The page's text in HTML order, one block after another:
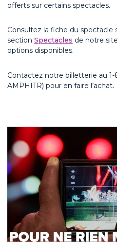
offerts sur certains spectacles.
Consultez la fiche du spectacle
section Spectacles de notre
options disponibles.
Contactez notre billetterie au
AMPHITR) pour en faire l’achat.